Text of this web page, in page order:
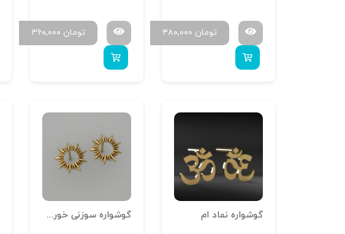
۴۸۰,۰۰۰ تومان ۳۶۰,۰۰۰ تومان
گوشواره نماد ام گوشواره سوزنی خورشید